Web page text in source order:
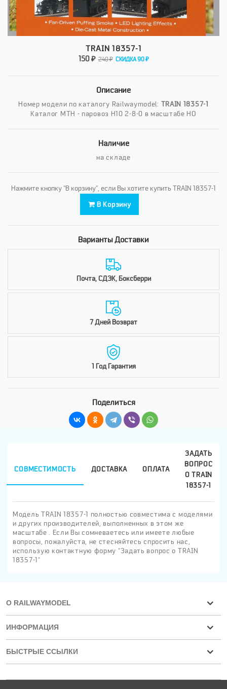
TRAIN 18357-1
150 ₽ 240 ₽ СКИДКА 90 ₽
Описание
Номер модели по каталогу Railwaymodel: TRAIN 18357-1
Каталог MTH - паровоз H10 2-8-0 в масштабе HO
Наличие
на складе
Нажмите кнопку "В корзину", если Вы хотите купить TRAIN 18357-1
В Корзину
Варианты Доставки
Почта, СДЭК, Боксберри
7 Дней Возврат
1 Год Гарантия
Поделиться
СОВМЕСТИМОСТЬ ДОСТАВКА ОПЛАТА
ЗАДАТЬ
ВОПРОС
О TRAIN
18357-1
Модель TRAIN 18357-1 полностью совместима с моделями
и других производителей, выполненных в этом же
масштабе . Если Вы сомневаетесь или имеете любые
вопросы, пожалуйста, не стесняйтесь спросить нас,
использую контактную форму "Задать вопрос о TRAIN
18357-1"
О RAILWAYMODEL
ИНФОРМАЦИЯ
БЫСТРЫЕ ССЫЛКИ